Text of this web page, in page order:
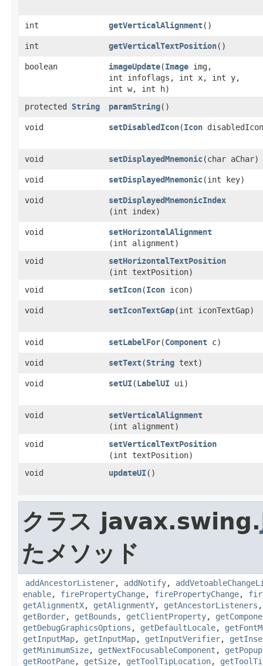
int getVerticalAlignment()
int getVerticalTextPosition()
boolean imageUpdate​(Image img,
int infoflags, int x, int y,
int w, int h)
protected String paramString()
void setDisabledIcon​(Icon
void setDisplayedMnemonic​(char aChar)
void setDisplayedMnemonic​(int key)
void setDisplayedMnemonicIndex
(int index)
void setHorizontalAlignment
(int alignment)
void
setHorizontalTextPosition
(int textPosition)
void
setIcon​(Icon icon)
void setIconTextGap​(int iconTextGap)
void setLabelFor​(Component c)
void setText​(String text)
void setUI​(LabelUI ui)
void setVerticalAlignment
(int alignment)
void
setVerticalTextPosition
(int textPosition)
void
updateUI()
クラス javax.swing.
たメソッド
addAncestorListener, addNotify,
enable, firePropertyChange, firePropertyChange,
getAlignmentX, getAlignmentY, getAncestorListeners
getBorder, getBounds , getClientProperty,
getDebugGraphicsOptions , getDefaultLocale,
getInputMap, getInputMap, getInputVerifier,
getMinimumSize, getNextFocusableComponent ,
getRootPane, getSize, getToolTipLocation,